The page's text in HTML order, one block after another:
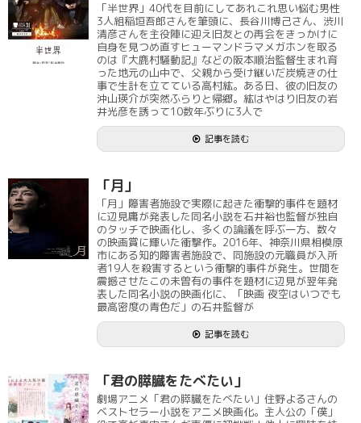
「半世界」40代を目前にしてあれこれ思い悩む男性
3人組稲垣吾郎さんを筆頭に、長谷川博己さん、渋川
清彦さんを主役陣に迎え旧友との再会をきっかけに
自身を見つめ直すヒューマンドラマメガホンを取る
のは『大鹿村騒動記』などの阪本順治監督生まれ育
った地元の山中で、父親から受け継いだ炭焼きの仕
事で生計を立てている高村紘。ある日、彼の旧友の
沖山瑛介が突然ふらりと帰郷。紘はやはり旧友の岩
井光彦を誘って10数年ぶりに3人で
記事を読む
「月」
「月」障害者施設で実際に起きた衝撃的事件を題材
に辺見庸が発表した同名小説を石井裕也監督が独自
のタッチで映画化し、多くの論議を呼ぶ一方、数々
の映画賞に輝いた衝撃作。2016年、神奈川県相模原
市にある知的障害者施設で、同施設の元職員が入所
者19人を殺害するという衝撃的事件が発生。世間を
震撼させたこの未曽有の事件を題材に辺見が翌年発
表した同名小説の映画化に、「映画 夜空はいつでも
最高密度の青色だ」の石井監督が
記事を読む
「君の膵臓をたべたい」
劇場アニメ「君の膵臓をたべたい」住野よるさんの
ベストセラー小説をアニメ映画化。主人公の「僕」